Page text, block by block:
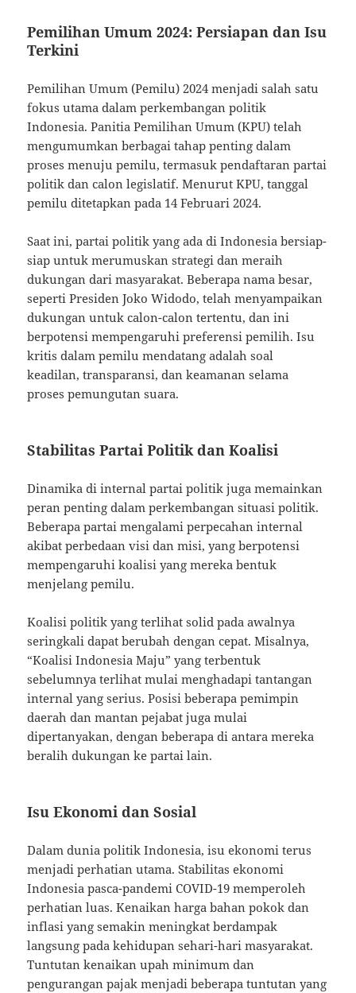
Pemilihan Umum 2024: Persiapan dan Isu
Terkini
Pemilihan Umum (Pemilu) 2024 menjadi salah satu
fokus utama dalam perkembangan politik
Indonesia. Panitia Pemilihan Umum (KPU) telah
mengumumkan berbagai tahap penting dalam
proses menuju pemilu, termasuk pendaftaran partai
politik dan calon legislatif. Menurut KPU, tanggal
pemilu ditetapkan pada 14 Februari 2024.
Saat ini, partai politik yang ada di Indonesia bersiap-
siap untuk merumuskan strategi dan meraih
dukungan dari masyarakat. Beberapa nama besar,
seperti Presiden Joko Widodo, telah menyampaikan
dukungan untuk calon-calon tertentu, dan ini
berpotensi mempengaruhi preferensi pemilih. Isu
kritis dalam pemilu mendatang adalah soal
keadilan, transparansi, dan keamanan selama
proses pemungutan suara.
Stabilitas Partai Politik dan Koalisi
Dinamika di internal partai politik juga memainkan
peran penting dalam perkembangan situasi politik.
Beberapa partai mengalami perpecahan internal
akibat perbedaan visi dan misi, yang berpotensi
mempengaruhi koalisi yang mereka bentuk
menjelang pemilu.
Koalisi politik yang terlihat solid pada awalnya
seringkali dapat berubah dengan cepat. Misalnya,
“Koalisi Indonesia Maju” yang terbentuk
sebelumnya terlihat mulai menghadapi tantangan
internal yang serius. Posisi beberapa pemimpin
daerah dan mantan pejabat juga mulai
dipertanyakan, dengan beberapa di antara mereka
beralih dukungan ke partai lain.
Isu Ekonomi dan Sosial
Dalam dunia politik Indonesia, isu ekonomi terus
menjadi perhatian utama. Stabilitas ekonomi
Indonesia pasca-pandemi COVID-19 memperoleh
perhatian luas. Kenaikan harga bahan pokok dan
inflasi yang semakin meningkat berdampak
langsung pada kehidupan sehari-hari masyarakat.
Tuntutan kenaikan upah minimum dan
pengurangan pajak menjadi beberapa tuntutan yang